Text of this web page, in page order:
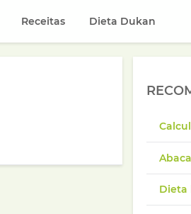
Receitas Dieta Dukan
Dieta